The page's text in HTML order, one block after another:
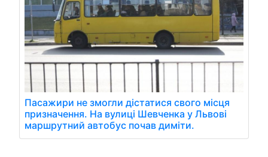
Пасажири не змогли дістатися свого місця
призначення. На вулиці Шевченка у Львові
маршрутний автобус почав диміти.